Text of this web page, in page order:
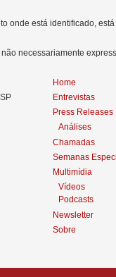
onde está identificado,
necessariamente
Home
Entrevistas
Press Releases
Análises
Chamadas
Semanas
Multimídia
Vídeos
Podcasts
Newsletter
Sobre